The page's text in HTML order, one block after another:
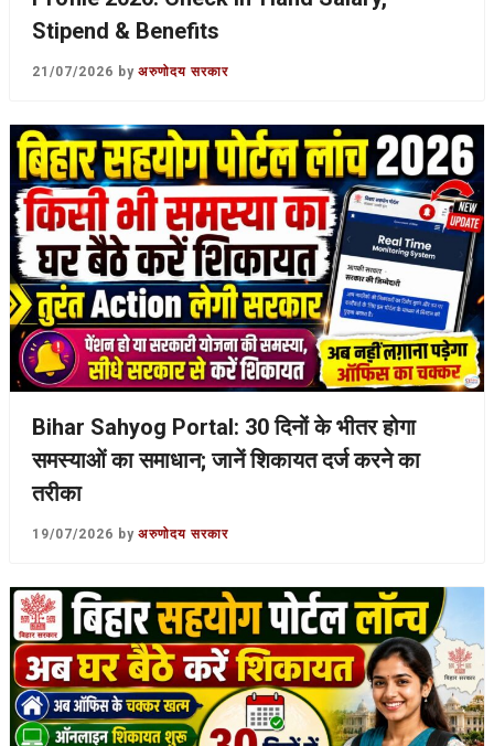
Stipend & Benefits
21/07/2026 byअरुणोदय सरकार
Bihar Sahyog Portal: 30 दिनों के भीतर होगा
समस्याओं का समाधान; जानें शिकायत दर्ज करने का
तरीका
19/07/2026 byअरुणोदय सरकार